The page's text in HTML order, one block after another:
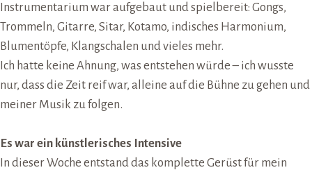
Instrumentarium war aufgebaut und spielbereit: Gongs,
Trommeln, Gitarre, Sitar, Kotamo, indisches Harmonium,
Blumentöpfe, Klangschalen und vieles mehr.
Ich hatte keine Ahnung, was entstehen würde – ich wusste
nur, dass die Zeit reif war, alleine auf die Bühne zu gehen und
meiner Musik zu folgen.
Es war ein künstlerisches Intensive
In dieser Woche entstand das komplette Gerüst für mein